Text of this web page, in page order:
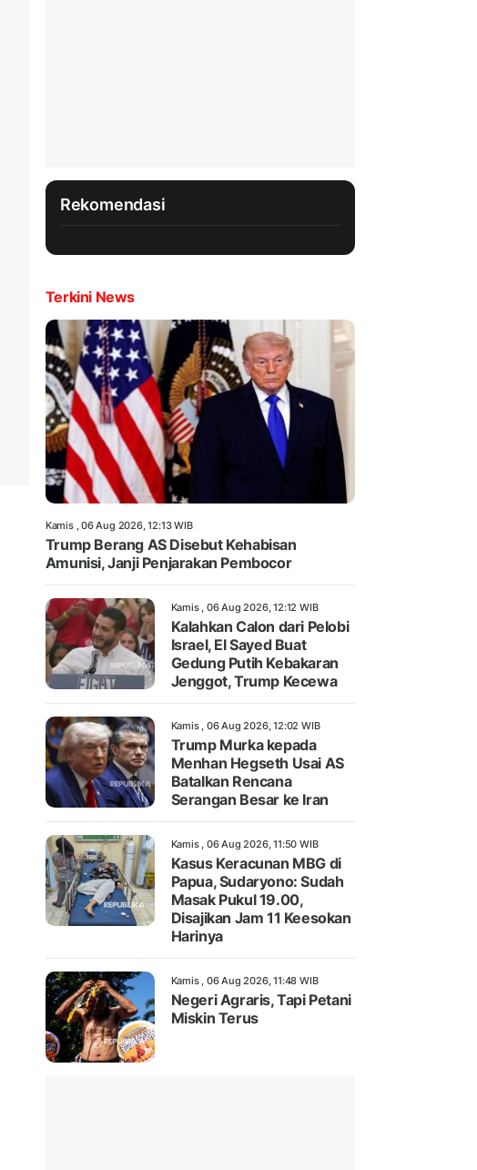
Rekomendasi
Terkini News
Kamis , 06 Aug 2026, 12:13 WIB
Trump Berang AS Disebut Kehabisan
Amunisi, Janji Penjarakan Pembocor
Kamis , 06 Aug 2026, 12:12 WIB
Kalahkan Calon dari Pelobi
Israel, El Sayed Buat
Gedung Putih Kebakaran
Jenggot, Trump Kecewa
Kamis , 06 Aug 2026, 12:02 WIB
Trump Murka kepada
Menhan Hegseth Usai AS
Batalkan Rencana
Serangan Besar ke Iran
Kamis , 06 Aug 2026, 11:50 WIB
Kasus Keracunan MBG di
Papua, Sudaryono: Sudah
Masak Pukul 19.00,
Disajikan Jam 11 Keesokan
Harinya
Kamis , 06 Aug 2026, 11:48 WIB
Negeri Agraris, Tapi Petani
Miskin Terus